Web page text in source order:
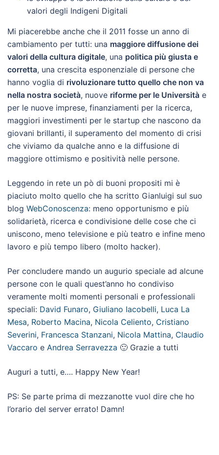
valori degli Indigeni Digitali
Mi piacerebbe anche che il 2011 fosse un anno di
cambiamento per tutti: una maggiore diffusione dei
valori della cultura digitale, una politica più giusta e
corretta, una crescita esponenziale di persone che
hanno voglia di rivoluzionare tutto quello che non va
nella nostra società, nuove riforme per le Università e
per le nuove imprese, finanziamenti per la ricerca,
maggiori investimenti per le startup che nascono da
giovani brillanti, il superamento del momento di crisi
che viviamo da qualche anno e la diffusione di
maggiore ottimismo e positività nelle persone.
Leggendo in rete un pò di buoni propositi mi è
piaciuto molto quello che ha scritto Gianluigi sul suo
blog WebConoscenza: meno opportunismo e più
solidarietà, ricerca e condivisione delle cose che ci
uniscono, meno televisione e più teatro e infine meno
lavoro e più tempo libero (molto hacker).
Per concludere mando un augurio speciale ad alcune
persone con le quali quest’anno ho condiviso
veramente molti momenti personali e professionali
speciali: David Funaro, Giuliano Iacobelli, Luca La
Mesa, Roberto Macina, Nicola Celiento, Cristiano
Severini, Francesca Stanzani, Nicola Mattina, Claudio
Vaccaro e Andrea Serravezza 🙂 Grazie a tutti
Auguri a tutti, e…. Happy New Year!
PS: Se parte prima di mezzanotte vuol dire che ho
l’orario del server errato! Damn!